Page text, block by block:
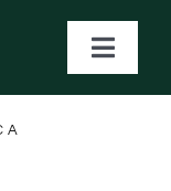
Toggle